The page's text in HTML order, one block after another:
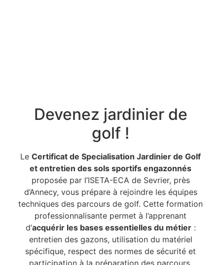
Devenez jardinier de
golf !
Le Certificat de Specialisation Jardinier de Golf
et entretien des sols sportifs engazonnés
proposée par l’ISETA-ECA de Sevrier, près
d’Annecy, vous prépare à rejoindre les équipes
techniques des parcours de golf. Cette formation
professionnalisante permet à l’apprenant
d’acquérir les bases essentielles du métier:
entretien des gazons, utilisation du matériel
spécifique, respect des normes de sécurité et